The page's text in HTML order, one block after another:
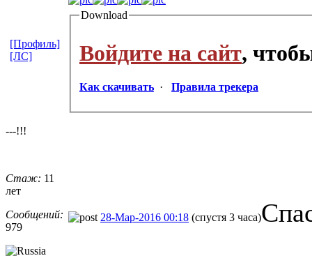
Download
Войдите на сайт,
Как скачивать · Правила трекера
[Профиль]
[ЛС]
---!!!
Стаж: 11
лет
Сообщений:
979
28-Мар-2016 00:18 (спустя 3 часа)